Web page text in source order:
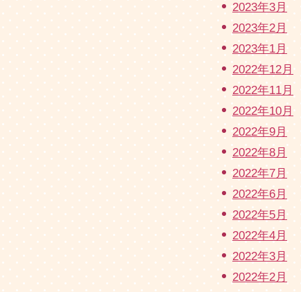
2023年3月
2023年2月
2023年1月
2022年12月
2022年11月
2022年10月
2022年9月
2022年8月
2022年7月
2022年6月
2022年5月
2022年4月
2022年3月
2022年2月